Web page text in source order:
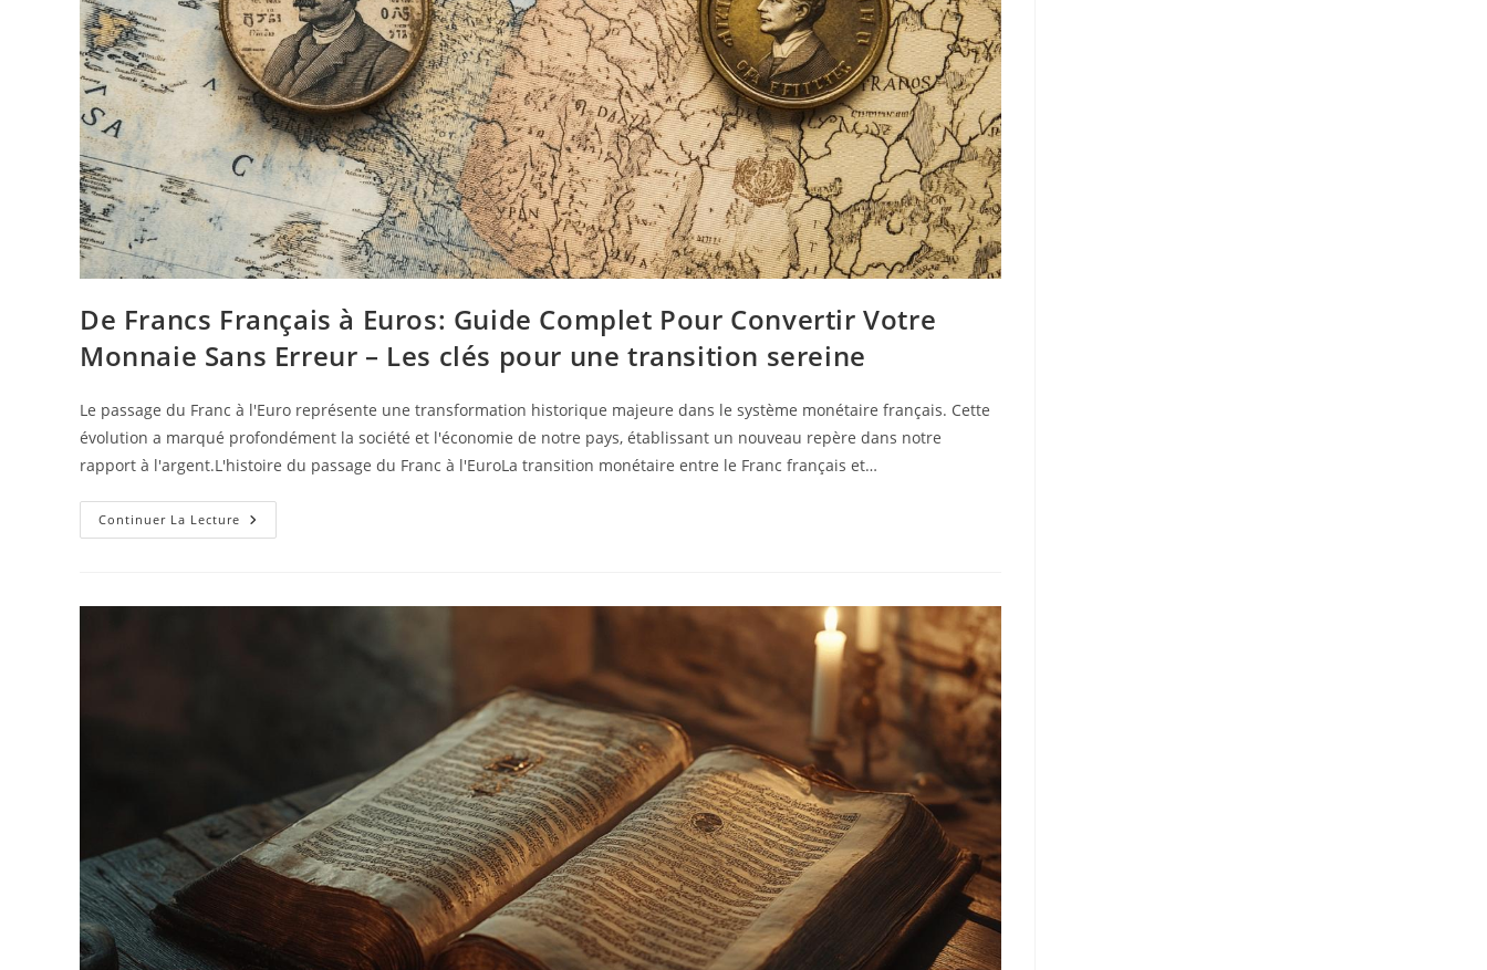
De Francs Français à Euros: Guide Complet Pour Convertir Votre
Monnaie Sans Erreur – Les clés pour une transition sereine
Le passage du Franc à l'Euro représente une transformation historique majeure dans le système monétaire français. Cette
évolution a marqué profondément la société et l'économie de notre pays, établissant un nouveau repère dans notre
rapport à l'argent.L'histoire du passage du Franc à l'EuroLa transition monétaire entre le Franc français et…
Continuer La Lecture De
Francs
Complet
Transition
Sereine